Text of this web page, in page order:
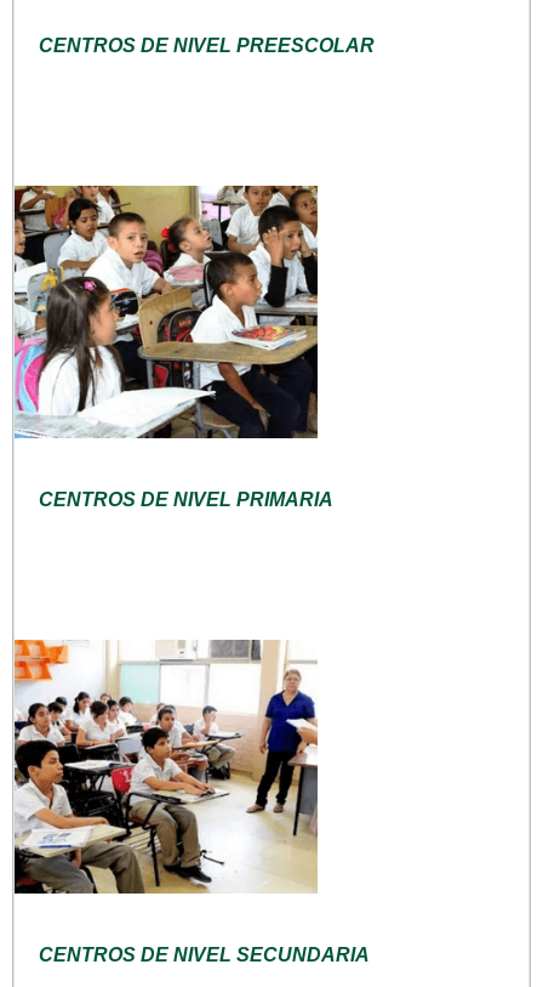
CENTROS DE NIVEL PREESCOLAR
CENTROS DE NIVEL PRIMARIA
CENTROS DE NIVEL SECUNDARIA